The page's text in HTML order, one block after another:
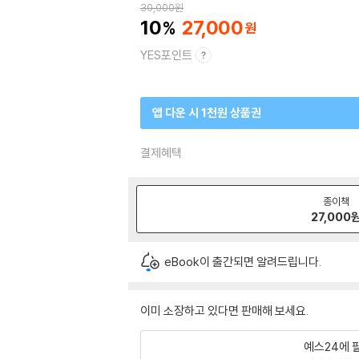
30,000원
10 27,000
YES포인트
앱 다운 시 1천원 상품권
결제혜택
종이책
27,000
eBook이 출간되면 알려드립니다.
이미 소장하고 있다면 판매해 보세요.
예스24에